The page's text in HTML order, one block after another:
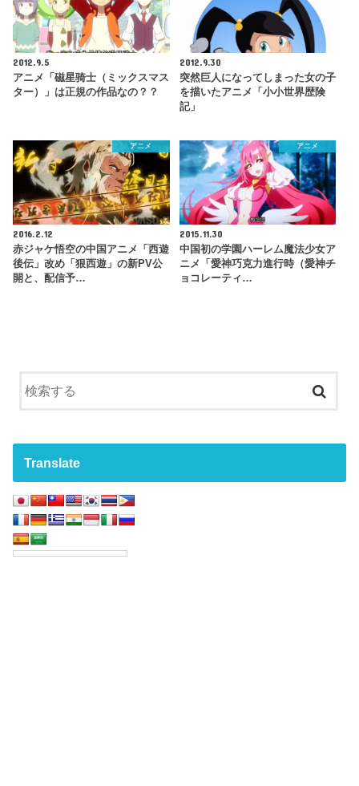
2012.9.5
アニメ「磁星骑士（ミックスマス
ター）」は正規の作品なの？？
2012.9.30
突然巨人になってしまった女の子
を描いたアニメ「小小世界歴険
記」
アニメ
2016.2.12
赤ジャケ悟空の中国アニメ「西遊
後伝」改め「狠西遊」の新PV公
開と、配信予…
アニメ
2015.11.30
中国初の学園ハーレム魔法少女ア
ニメ「愛神巧克力進行時（愛神チ
ョコレーティ…
Translate